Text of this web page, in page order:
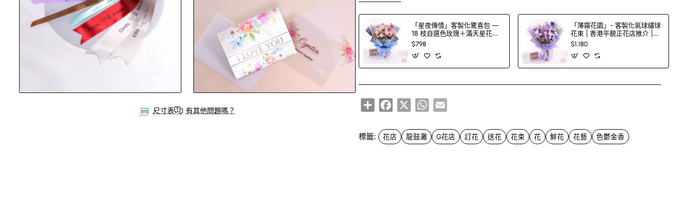
尺寸表 有其他問題嗎？
「星夜傳情」客製化驚喜包 —
18 枝自選色玫瑰＋滿天星花束
＋印字氣球（100 色玫瑰任
選）
$798
「薄霧花園」- 客製化氣球繡球
花束 | 香港平靚正花店推介 |
FlowerG
$1,180
ShareFacebook
X WhatsApp
Email
標籤: 花店 龍鼓灘 G花店 訂花 送花 花束 花 鮮花 花藝 色鬱金香